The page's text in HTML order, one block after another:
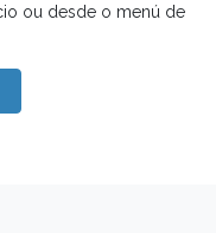
ou desde o menú de